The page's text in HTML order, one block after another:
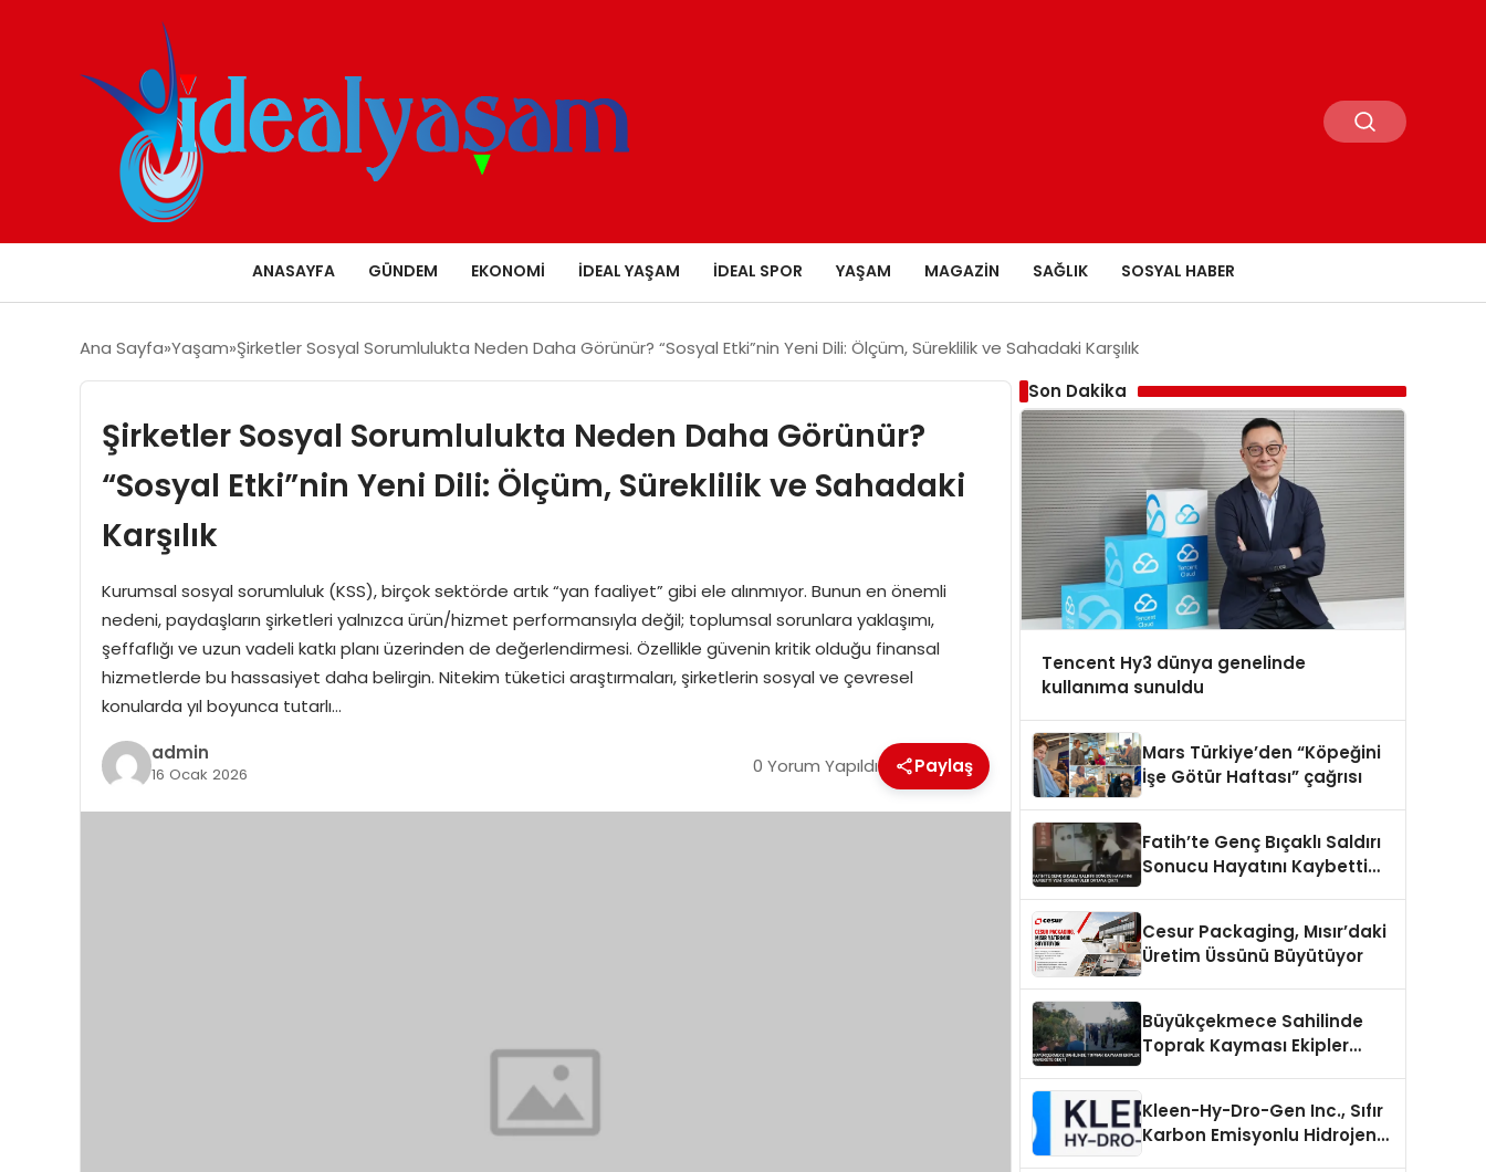
ANASAYFA GÜNDEM EKONOMI İDEAL YAŞAM İDEAL SPOR YAŞAM MAGAZIN SAĞLIK SOSYAL HABER
Ana Sayfa Yaşam Şirketler Sosyal Sorumlulukta Neden Daha Görünür? “Sosyal Etki”nin Yeni Dili: Ölçüm, Süreklilik ve Sahadaki Karşılık
Şirketler Sosyal Sorumlulukta Neden Daha Görünür?
“Sosyal Etki”nin Yeni Dili: Ölçüm, Süreklilik ve Sahadaki
Karşılık
Kurumsal sosyal sorumluluk (KSS), birçok sektörde artık “yan faaliyet” gibi ele alınmıyor. Bunun en önemli
nedeni, paydaşların şirketleri yalnızca ürün/hizmet performansıyla değil; toplumsal sorunlara yaklaşımı,
şeffaflığı ve uzun vadeli katkı planı üzerinden de değerlendirmesi. Özellikle güvenin kritik olduğu finansal
hizmetlerde bu hassasiyet daha belirgin. Nitekim tüketici araştırmaları, şirketlerin sosyal ve çevresel
konularda yıl boyunca tutarlı…
admin
16 Ocak 2026 0 Yorum Yapıldı Paylaş
Son Dakika
Tencent Hy3 dünya genelinde
kullanıma sunuldu
Mars Türkiye’den “Köpeğini
İşe Götür Haftası” çağrısı
Fatih’te Genç Bıçaklı Saldırı
Sonucu Hayatını Kaybetti
Cesur Packaging, Mısır’daki
Üretim Üssünü Büyütüyor
Büyükçekmece Sahilinde
Toprak Kayması Ekipler
Kleen-Hy-Dro-Gen Inc., Sıfır
Karbon Emisyonlu Hidrojen